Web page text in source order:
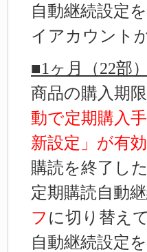
自動継続設定
イアカウント
■1ヶ月（22部
商品の購入期
動で定期購入
新設定」が有効
購読を終了し
定期購読自動
フ に切り替え
自動継続設定